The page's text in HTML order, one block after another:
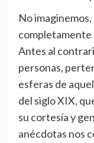
No
completamente
Antes al
personas,
esferas de
del siglo XIX,
su cortesía y
anécdotas nos